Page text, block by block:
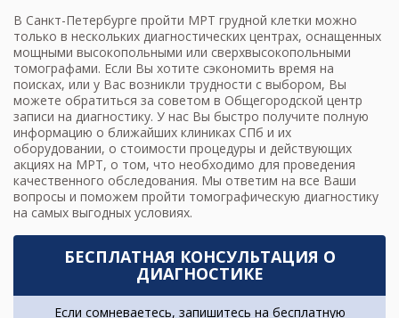
В Санкт-Петербурге пройти МРТ грудной клетки можно
только в нескольких диагностических центрах, оснащенных
мощными высокопольными или сверхвысокопольными
томографами. Если Вы хотите сэкономить время на
поисках, или у Вас возникли трудности с выбором, Вы
можете обратиться за советом в Общегородской центр
записи на диагностику. У нас Вы быстро получите полную
информацию о ближайших клиниках СПб и их
оборудовании, о стоимости процедуры и действующих
акциях на МРТ, о том, что необходимо для проведения
качественного обследования. Мы ответим на все Ваши
вопросы и поможем пройти томографическую диагностику
на самых выгодных условиях.
БЕСПЛАТНАЯ КОНСУЛЬТАЦИЯ О
ДИАГНОСТИКЕ
Если сомневаетесь, запишитесь на бесплатную